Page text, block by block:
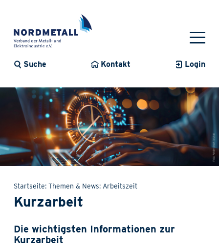
Suche Kontakt Login
Startseite Themen & News Arbeitszeit
Kurzarbeit
Die wichtigsten Informationen zur
Kurzarbeit